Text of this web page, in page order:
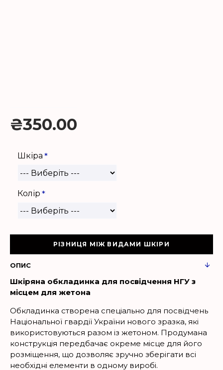
₴350.00
Шкіра
Колір
РІЗНИЦЯ МІЖ ВИДАМИ ШКІРИ
ОПИС
Шкіряна обкладинка для посвідчення НГУ з
місцем для жетона
Обкладинка створена спеціально для посвідчень
Національної гвардії України нового зразка, які
використовуються разом із жетоном. Продумана
конструкція передбачає окреме місце для його
розміщення, що дозволяє зручно зберігати всі
необхідні елементи в одному виробі.